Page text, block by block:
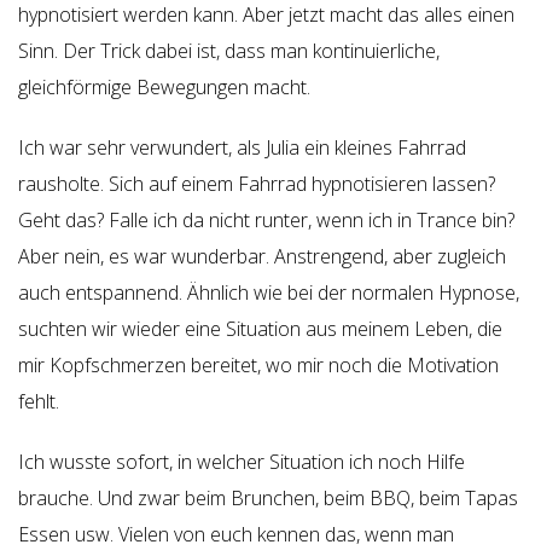
hypnotisiert werden kann. Aber jetzt macht das alles einen
Sinn. Der Trick dabei ist, dass man kontinuierliche,
gleichförmige Bewegungen macht.
Ich war sehr verwundert, als Julia ein kleines Fahrrad
rausholte. Sich auf einem Fahrrad hypnotisieren lassen?
Geht das? Falle ich da nicht runter, wenn ich in Trance bin?
Aber nein, es war wunderbar. Anstrengend, aber zugleich
auch entspannend. Ähnlich wie bei der normalen Hypnose,
suchten wir wieder eine Situation aus meinem Leben, die
mir Kopfschmerzen bereitet, wo mir noch die Motivation
fehlt.
Ich wusste sofort, in welcher Situation ich noch Hilfe
brauche. Und zwar beim Brunchen, beim BBQ, beim Tapas
Essen usw. Vielen von euch kennen das, wenn man